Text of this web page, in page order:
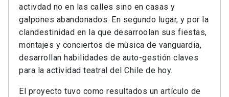
activdad no en las calles sino en casas y
galpones abandonados. En segundo lugar, y por la
clandestinidad en la que desarroolan sus fiestas,
montajes y conciertos de mùsica de vanguardia,
desarrollan habilidades de auto-gestión claves
para la actividad teatral del Chile de hoy.
El proyecto tuvo como resultados un artículo de